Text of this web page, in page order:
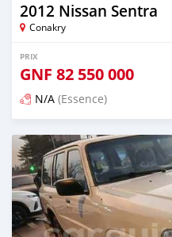
2012 Nissan Sentra
Conakry
PRIX
GNF 82 550 000
N/A (Essence)
Publié il y a environ un mois